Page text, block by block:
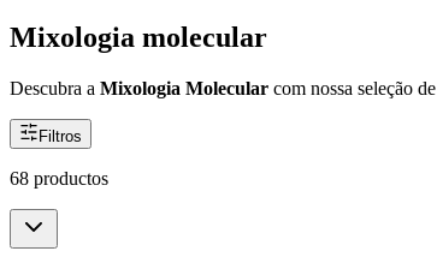
Mixologia molecular
Descubra a Mixologia Molecular com nossa seleção de
Filtros
68 productos